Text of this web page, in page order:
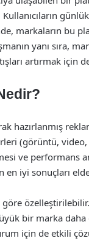
markaların bu
yanı sıra,
artırmak için
hazırlanmış
(görüntü,
ve performans
iyi sonuçları
bir marka
için de etkili